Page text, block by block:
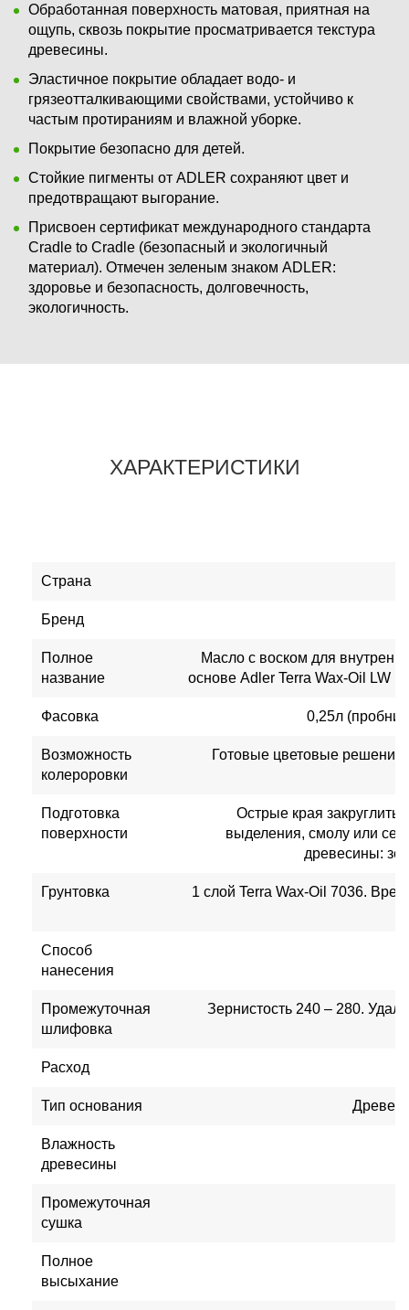
Обработанная поверхность матовая, приятная на
ощупь, сквозь покрытие просматривается текстура
древесины.
Эластичное покрытие обладает водо- и
грязеотталкивающими свойствами, устойчиво к
частым протираниям и влажной уборке.
Покрытие безопасно для детей.
Стойкие пигменты от ADLER сохраняют цвет и
предотвращают выгорание.
Присвоен сертификат международного стандарта
Cradle to Cradle (безопасный и экологичный
материал). Отмечен зеленым знаком ADLER:
здоровье и безопасность, долговечность,
экологичность.
ХАРАКТЕРИСТИКИ
Страна
Бренд
Полное
название
Масло с воском для
основе Adler Terra Wax-Oil LW
Фасовка 0,25л
Возможность
колероровки
Готовые цветовые
Подготовка
поверхности
Острые края закруглить,
выделения, смолу или
древесины:
Грунтовка 1 слой Terra Wax-Oil 7036.
Способ
нанесения
Промежуточная
шлифовка
Зернистость 240 – 280.
Расход
Тип основания
Влажность
древесины
Промежуточная
сушка
Полное
высыхание